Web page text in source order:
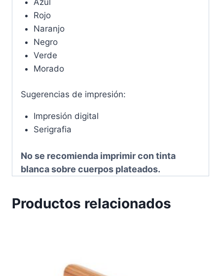
Rojo
Naranjo
Negro
Verde
Morado
Sugerencias de impresión:
Impresión digital
Serigrafia
No se recomienda imprimir con tinta
blanca sobre cuerpos plateados.
Productos relacionados